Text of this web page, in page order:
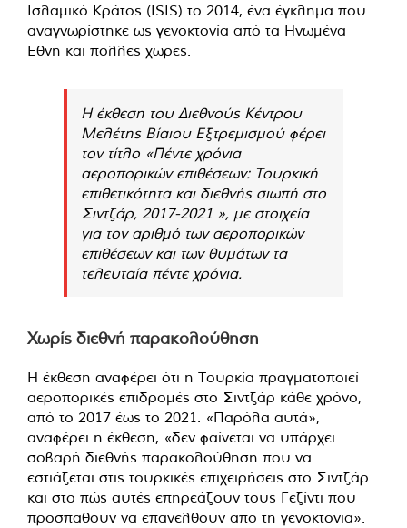
Ισλαμικό Κράτος (ISIS) το 2014, ένα έγκλημα που
αναγνωρίστηκε ως γενοκτονία από τα Ηνωμένα
Έθνη και πολλές χώρες.
Η έκθεση του Διεθνούς Κέντρου
Μελέτης Βίαιου Εξτρεμισμού φέρει
τον τίτλο «Πέντε χρόνια
αεροπορικών επιθέσεων: Τουρκική
επιθετικότητα και διεθνής σιωπή στο
Σιντζάρ, 2017-2021 », με στοιχεία
για τον αριθμό των αεροπορικών
επιθέσεων και των θυμάτων τα
τελευταία πέντε χρόνια.
Χωρίς διεθνή παρακολούθηση
Η έκθεση αναφέρει ότι η Τουρκία πραγματοποιεί
αεροπορικές επιδρομές στο Σιντζάρ κάθε χρόνο,
από το 2017 έως το 2021. «Παρόλα αυτά»,
αναφέρει η έκθεση, «δεν φαίνεται να υπάρχει
σοβαρή διεθνής παρακολούθηση που να
εστιάζεται στις τουρκικές επιχειρήσεις στο Σιντζάρ
και στο πώς αυτές επηρεάζουν τους Γεζίντι που
προσπαθούν να επανέλθουν από τη γενοκτονία».